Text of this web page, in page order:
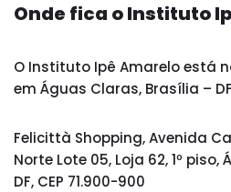
Onde fica o Instituto
O Instituto Ipê Amarelo está
em Águas Claras, Brasília –
Felicittà Shopping, Avenida
Norte Lote 05, Loja 62, 1º
DF, CEP 71.900-900